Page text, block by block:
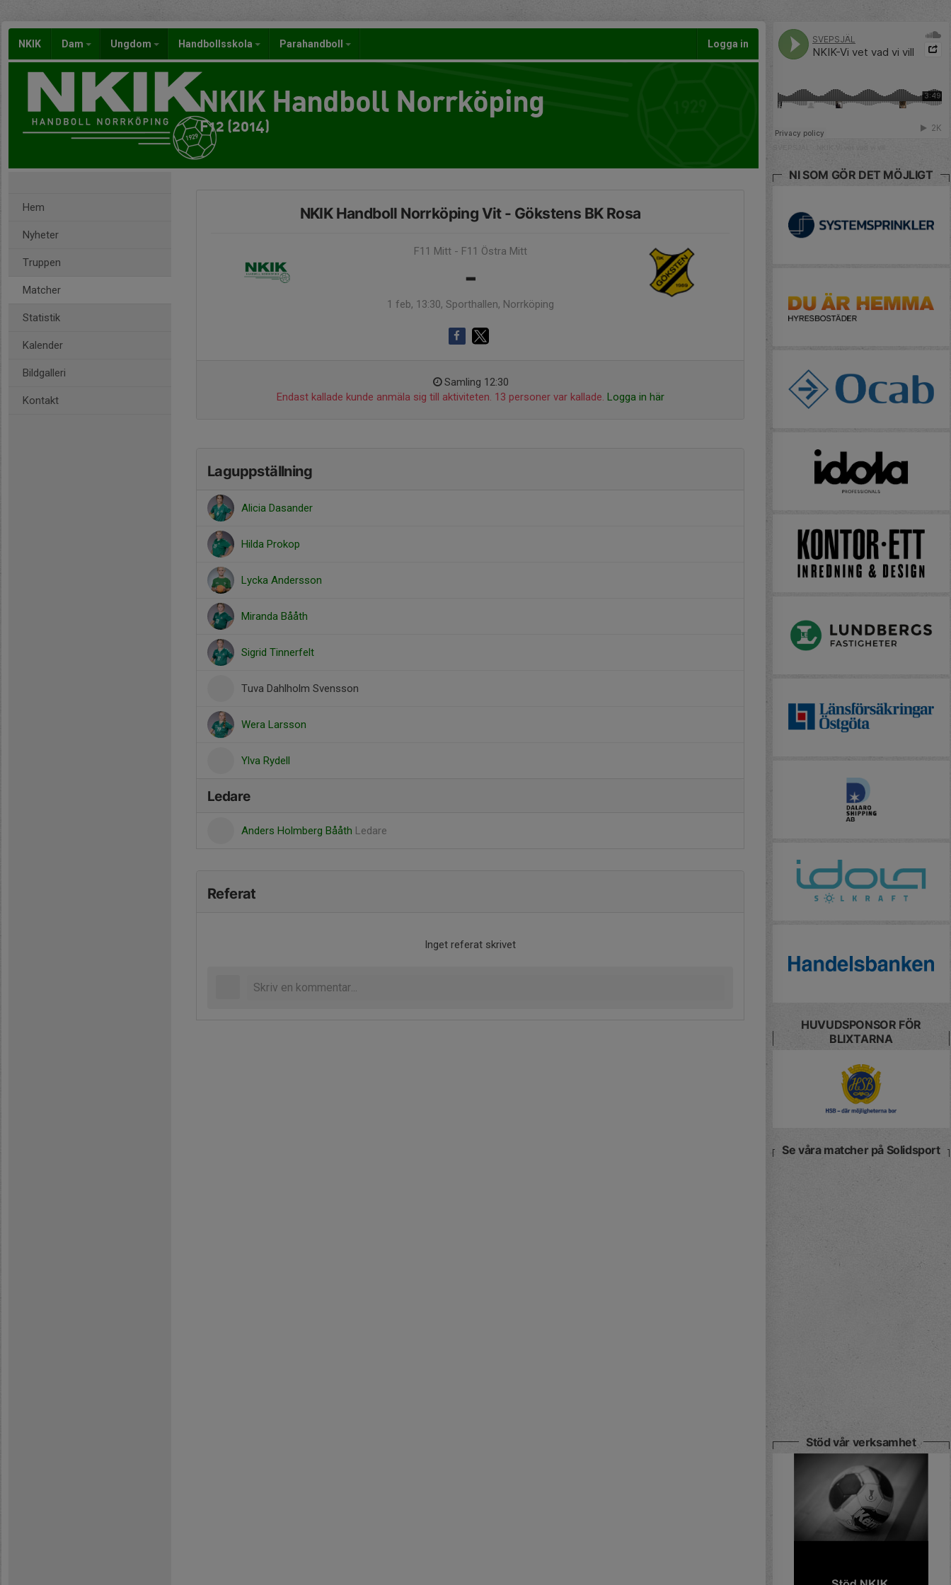
NKIK Dam Ungdom Handbollsskola Parahandboll Logga in
NKIK Handboll Norrköping
F12 (2014)
Hem
Nyheter
Truppen
Matcher
Statistik
Kalender
Bildgalleri
Kontakt
NKIK Handboll Norrköping Vit - Gökstens BK Rosa
F11 Mitt - F11 Östra Mitt
-
1 feb, 13:30, Sporthallen, Norrköping
Samling 12:30
Endast kallade kunde anmäla sig till aktiviteten. 13 personer var kallade. Logga in här
Laguppställning
Alicia Dasander
Hilda Prokop
Lycka Andersson
Miranda Bååth
Sigrid Tinnerfelt
Tuva Dahlholm Svensson
Wera Larsson
Ylva Rydell
Ledare
Anders Holmberg Bååth Ledare
Referat
Inget referat skrivet
NI SOM GÖR DET MÖJLIGT
HUVUDSPONSOR FÖR
BLIXTARNA
Se våra matcher på Solidsport
Stöd vår verksamhet